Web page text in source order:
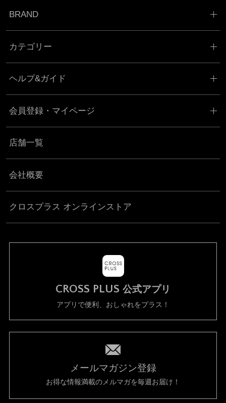
BRAND
カテゴリー
ヘルプ&ガイド
会員登録・マイページ
店舗一覧
会社概要
クロスプラス オンラインストア
CROSS PLUS 公式アプリ
アプリで便利、おしゃれをプラス！
メールマガジン登録
お得な情報満載のメルマガを毎週お届け！